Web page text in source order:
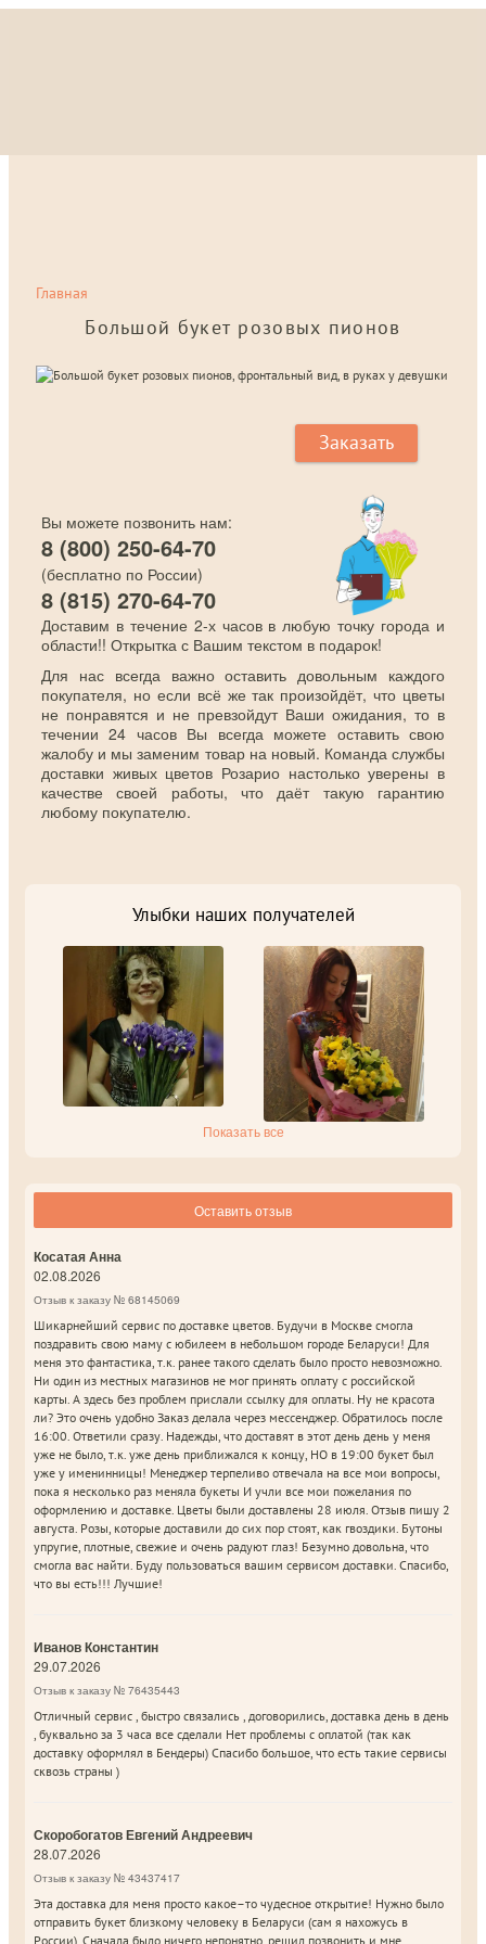
Главная
Большой букет розовых пионов
Заказать
Вы можете позвонить нам:
8 (800) 250-64-70
(бесплатно по России)
8 (815) 270-64-70
Доставим в течение 2-х часов в любую точку города и
области!! Открытка с Вашим текстом в подарок!
Для нас всегда важно оставить довольным каждого
покупателя, но если всё же так произойдёт, что цветы
не понравятся и не превзойдут Ваши ожидания, то в
течении 24 часов Вы всегда можете оставить свою
жалобу и мы заменим товар на новый. Команда службы
доставки живых цветов Розарио настолько уверены в
качестве своей работы, что даёт такую гарантию
любому покупателю.
Улыбки наших получателей
Показать все
Оставить отзыв
Косатая Анна
02.08.2026
Отзыв к заказу № 68145069
Шикарнейший сервис по доставке цветов. Будучи в Москве смогла
поздравить свою маму с юбилеем в небольшом городе Беларуси! Для
меня это фантастика, т.к. ранее такого сделать было просто невозможно.
Ни один из местных магазинов не мог принять оплату с российской
карты. А здесь без проблем прислали ссылку для оплаты. Ну не красота
ли? Это очень удобно Заказ делала через мессенджер. Обратилось после
16:00. Ответили сразу. Надежды, что доставят в этот день день у меня
уже не было, т.к. уже день приближался к концу, НО в 19:00 букет был
уже у именинницы! Менеджер терпеливо отвечала на все мои вопросы,
пока я несколько раз меняла букеты И учли все мои пожелания по
оформлению и доставке. Цветы были доставлены 28 июля. Отзыв пишу 2
августа. Розы, которые доставили до сих пор стоят, как гвоздики. Бутоны
упругие, плотные, свежие и очень радуют глаз! Безумно довольна, что
смогла вас найти. Буду пользоваться вашим сервисом доставки. Спасибо,
что вы есть!!! Лучшие!
Иванов Константин
29.07.2026
Отзыв к заказу № 76435443
Отличный сервис , быстро связались , договорились, доставка день в день
, буквально за 3 часа все сделали Нет проблемы с оплатой (так как
доставку оформлял в Бендеры) Спасибо большое, что есть такие сервисы
сквозь страны )
Скоробогатов Евгений Андреевич
28.07.2026
Отзыв к заказу № 43437417
Эта доставка для меня просто какое–то чудесное открытие! Нужно было
отправить букет близкому человеку в Беларуси (сам я нахожусь в
России). Сначала было ничего непонятно, решил позвонить и мне